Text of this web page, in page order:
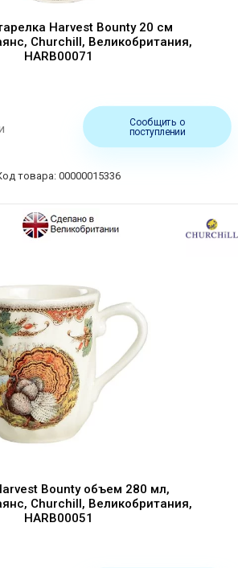
Harvest Bounty 20 см
Churchill, Великобритания,
HARB00071
Сообщить о
поступлении
товара: 00000015336
Bounty объем 280 мл,
Churchill, Великобритания,
HARB00051